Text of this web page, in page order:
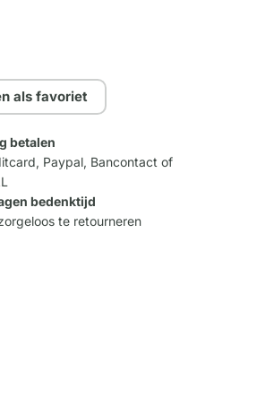
als favoriet
betalen
Paypal, Bancontact of
bedenktijd
te retourneren